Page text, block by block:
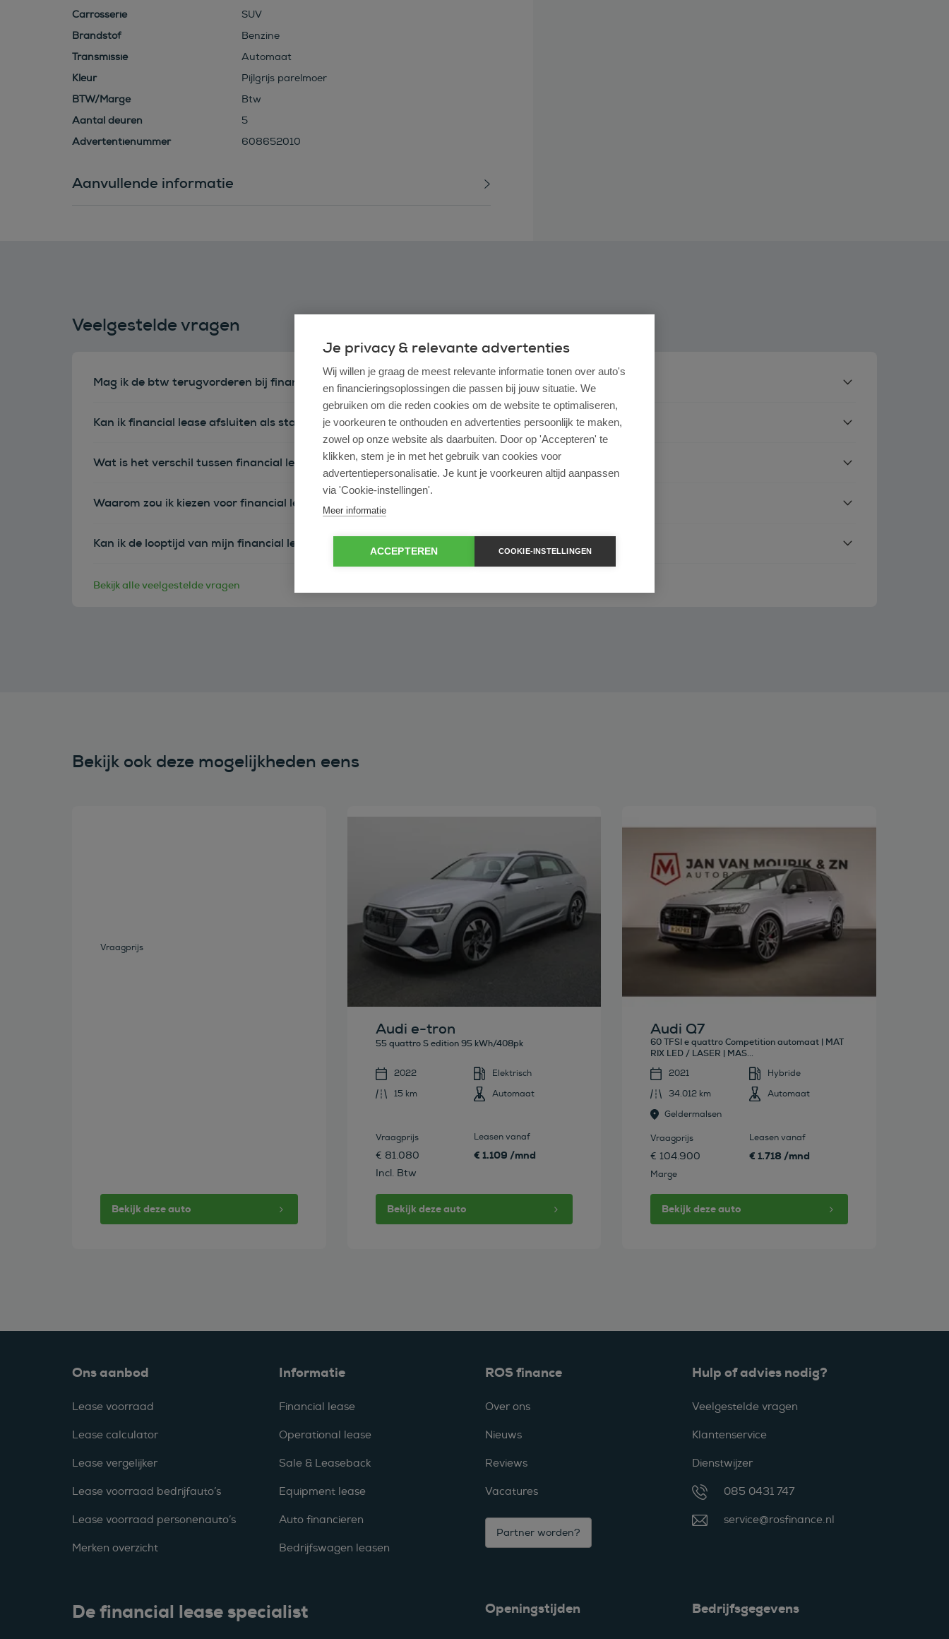
Carrosserie
SUV
Brandstof
Benzine
Transmissie
Automaat
Kleur
Pijlgrijs parelmoer
BTW/Marge
Btw
Aantal deuren
5
Advertentienummer
608652010
Aanvullende informatie
Veelgestelde vragen
Mag ik de btw terugvorderen bij financial lease?
Kan ik financial lease afsluiten als startende ondernemer?
Wat is het verschil tussen financial lease en operational lease?
Waarom zou ik kiezen voor financial lease bij ROS Finance?
Kan ik de looptijd van mijn financial leasecontract zelf bepalen?
Bekijk alle veelgestelde vragen
Bekijk ook deze mogelijkheden eens
Vraagprijs
Bekijk deze auto
Audi e-tron
55 quattro S edition 95 kWh/408pk
2022
Elektrisch
15 km
Automaat
Vraagprijs
€ 81.080
Incl. Btw
Leasen vanaf
€ 1.109 /mnd
Bekijk deze auto
Bekijk deze auto
Audi Q7
60 TFSI e quattro Competition automaat | MAT
RIX LED / LASER | MAS...
2021
Hybride
34.012 km
Automaat
Geldermalsen
Vraagprijs
€ 104.900
Marge
Leasen vanaf
€ 1.718 /mnd
Bekijk deze auto
Ons aanbod
Lease voorraad
Lease calculator
Lease vergelijker
Lease voorraad bedrijfauto’s
Lease voorraad personenauto’s
Merken overzicht
Informatie
Financial lease
Operational lease
Sale & Leaseback
Equipment lease
Auto financieren
Bedrijfswagen leasen
ROS finance
Over ons
Nieuws
Reviews
Vacatures
Partner worden?
Hulp of advies nodig?
Veelgestelde vragen
Klantenservice
Dienstwijzer
085 0431 747
service@rosfinance.nl
De financial lease specialist Openingstijden Bedrijfsgegevens
Je privacy & relevante advertenties
Wij willen je graag de meest relevante informatie tonen over auto's
en financieringsoplossingen die passen bij jouw situatie. We
gebruiken om die reden cookies om de website te optimaliseren,
je voorkeuren te onthouden en advertenties persoonlijk te maken,
zowel op onze website als daarbuiten. Door op 'Accepteren' te
klikken, stem je in met het gebruik van cookies voor
advertentiepersonalisatie. Je kunt je voorkeuren altijd aanpassen
via 'Cookie-instellingen'.
Meer informatie
ACCEPTEREN COOKIE-INSTELLINGEN